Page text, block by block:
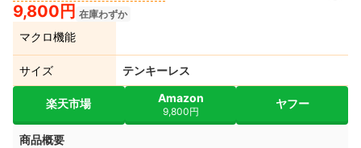
9,800円 在庫わずか
マクロ機能
サイズ テンキーレス
楽天市場 Amazon
9,800円
ヤフー
商品概要